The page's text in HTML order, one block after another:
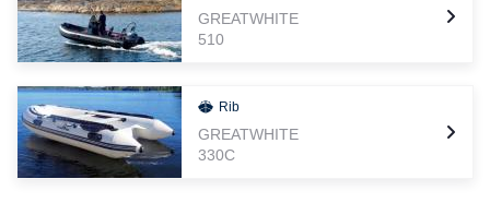
GREATWHITE
510
Rib
GREATWHITE
330C